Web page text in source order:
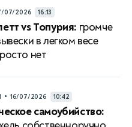
07/2026 16:13
vs Топурия: громче
в легком весе
нет
• 16/07/2026 10:42
самоубийство: